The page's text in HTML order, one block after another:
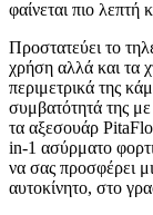
φαίνεται πιο λεπτή
Προστατεύει το
χρήση αλλά και τα
περιμετρικά της
συμβατότητά της
τα αξεσουάρ
in-1 ασύρματο
να σας προσφέρει
αυτοκίνητο, στο